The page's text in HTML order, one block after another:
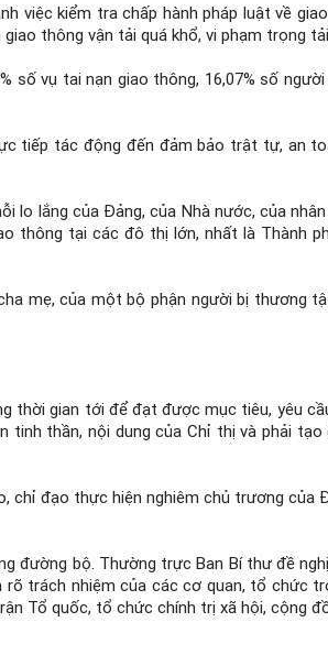
việc kiểm tra chấp hành pháp luật về
thông vận tải quá khổ, vi phạm trọng
số vụ tai nạn giao thông, 16,07% số
tiếp tác động đến đảm bảo trật tự, an
lắng của Đảng, của Nhà nước, của
thông tại các đô thị lớn, nhất là Thành
mẹ, của một bộ phận người bị thương
thời gian tới để đạt được mục tiêu, yêu
thần, nội dung của Chỉ thị và phải
đạo thực hiện nghiêm chủ trương của
bộ. Thường trực Ban Bí thư đề
trách nhiệm của các cơ quan, tổ chức
Tổ quốc, tổ chức chính trị xã hội, cộng